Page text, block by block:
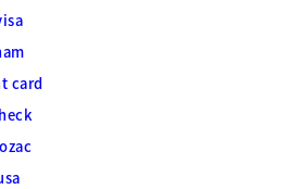
card